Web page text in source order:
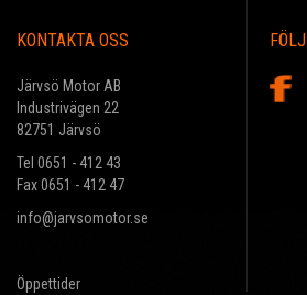
KONTAKTA OSS
Järvsö Motor AB
Industrivägen 22
82751 Järvsö
Tel 0651 - 412 43
Fax 0651 - 412 47
info@jarvsomotor.se
Öppettider